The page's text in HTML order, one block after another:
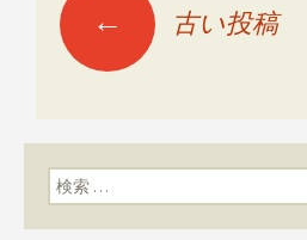
投稿ナビ
ン
← 古い投稿
検索: